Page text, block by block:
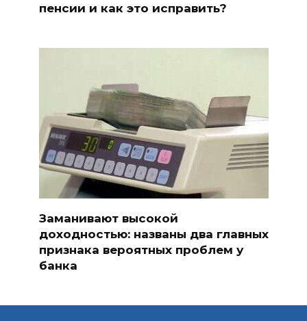
пенсии и как это исправить?
Заманивают высокой
доходностью: названы два главных
признака вероятных проблем у
банка